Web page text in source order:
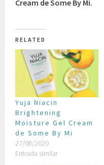
Cream de Some By Mi.
RELATED
Yuja Niacin
Brightening
Moisture Gel Cream
de Some By Mi
27/08/2020
Entrada similar